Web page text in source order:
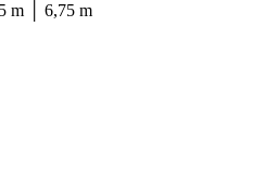
m │ 6,75 m